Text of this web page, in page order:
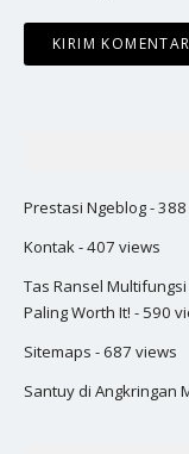
Prestasi Ngeblog-
Kontak- 407 views
Tas Ransel
Paling Worth It! - 590
Sitemaps - 687 views
Santuy di Angkringan